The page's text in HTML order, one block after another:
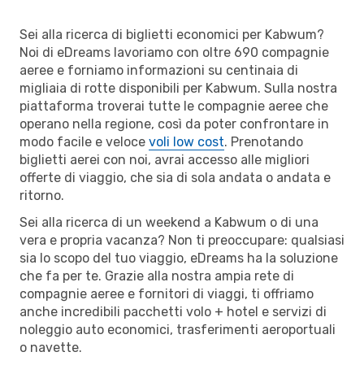
Sei alla ricerca di biglietti economici per Kabwum?
Noi di eDreams lavoriamo con oltre 690 compagnie
aeree e forniamo informazioni su centinaia di
migliaia di rotte disponibili per Kabwum. Sulla nostra
piattaforma troverai tutte le compagnie aeree che
operano nella regione, così da poter confrontare in
modo facile e veloce voli low cost. Prenotando
biglietti aerei con noi, avrai accesso alle migliori
offerte di viaggio, che sia di sola andata o andata e
ritorno.
Sei alla ricerca di un weekend a Kabwum o di una
vera e propria vacanza? Non ti preoccupare: qualsiasi
sia lo scopo del tuo viaggio, eDreams ha la soluzione
che fa per te. Grazie alla nostra ampia rete di
compagnie aeree e fornitori di viaggi, ti offriamo
anche incredibili pacchetti volo + hotel e servizi di
noleggio auto economici, trasferimenti aeroportuali
o navette.